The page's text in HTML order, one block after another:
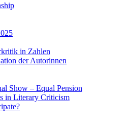
in Zahlen
der Autorinnen
Show – Equal Pension
in Literary Criticism